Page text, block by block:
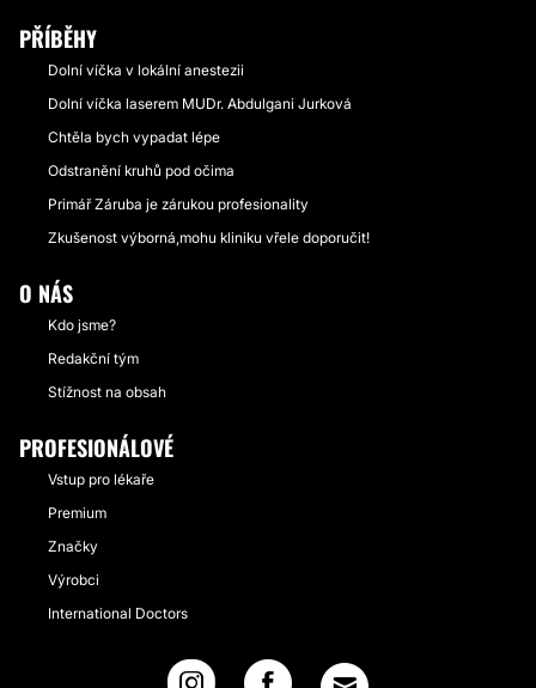
PŘÍBĚHY
Dolní víčka v lokální anestezii
Dolní víčka laserem MUDr. Abdulgani Jurková
Chtěla bych vypadat lépe
Odstranění kruhů pod očima
Primář Záruba je zárukou profesionality
Zkušenost výborná,mohu kliniku vřele doporučit!
O NÁS
Kdo jsme?
Redakční tým
Stížnost na obsah
PROFESIONÁLOVÉ
Vstup pro lékaře
Premium
Značky
Výrobci
International Doctors